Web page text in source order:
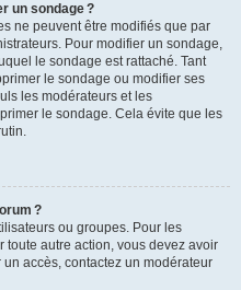
un sondage ?
ne peuvent être modifiés que par
Pour modifier un sondage,
le sondage est rattaché. Tant
le sondage ou modifier ses
les modérateurs et les
le sondage. Cela évite que les
?
ou groupes. Pour les
toute autre action, vous devez avoir
accès, contactez un modérateur